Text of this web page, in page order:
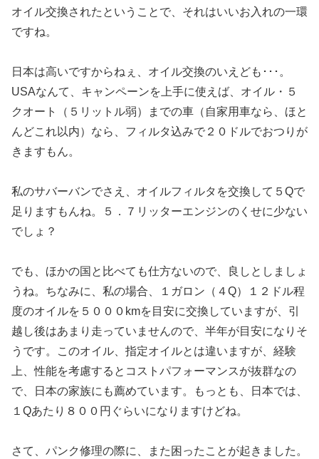
オイル交換されたということで、それはいいお入れの一環
ですね。
日本は高いですからねぇ、オイル交換のいえども･･･。
USAなんて、キャンペーンを上手に使えば、オイル・５
クオート（５リットル弱）までの車（自家用車なら、ほと
んどこれ以内）なら、フィルタ込みで２０ドルでおつりが
きますもん。
私のサバーバンでさえ、オイルフィルタを交換して５Qで
足りますもんね。５．７リッターエンジンのくせに少ない
でしょ？
でも、ほかの国と比べても仕方ないので、良しとしましょ
うね。ちなみに、私の場合、１ガロン（４Q）１２ドル程
度のオイルを５０００kmを目安に交換していますが、引
越し後はあまり走っていませんので、半年が目安になりそ
うです。このオイル、指定オイルとは違いますが、経験
上、性能を考慮するとコストパフォーマンスが抜群なの
で、日本の家族にも薦めています。もっとも、日本では、
１Qあたり８００円ぐらいになりますけどね。
さて、パンク修理の際に、また困ったことが起きました。